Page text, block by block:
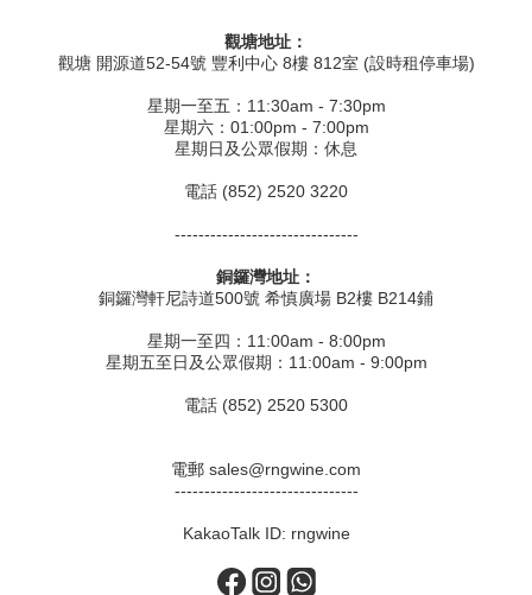
觀塘地址：
觀塘 開源道52-54號 豐利中心 8樓 812室 (設時租停車場)
星期一至五：11:30am - 7:30pm
星期六：01:00pm - 7:00pm
星期日及公眾假期：休息
電話 (852) 2520 3220
-------------------------------
銅鑼灣地址：
銅鑼灣軒尼詩道500號 希慎廣場 B2樓 B214鋪
星期一至四：11:00am - 8:00pm
星期五至日及公眾假期：11:00am - 9:00pm
電話 (852) 2520 5300
電郵 sales@rngwine.com
-------------------------------
KakaoTalk ID: rngwine